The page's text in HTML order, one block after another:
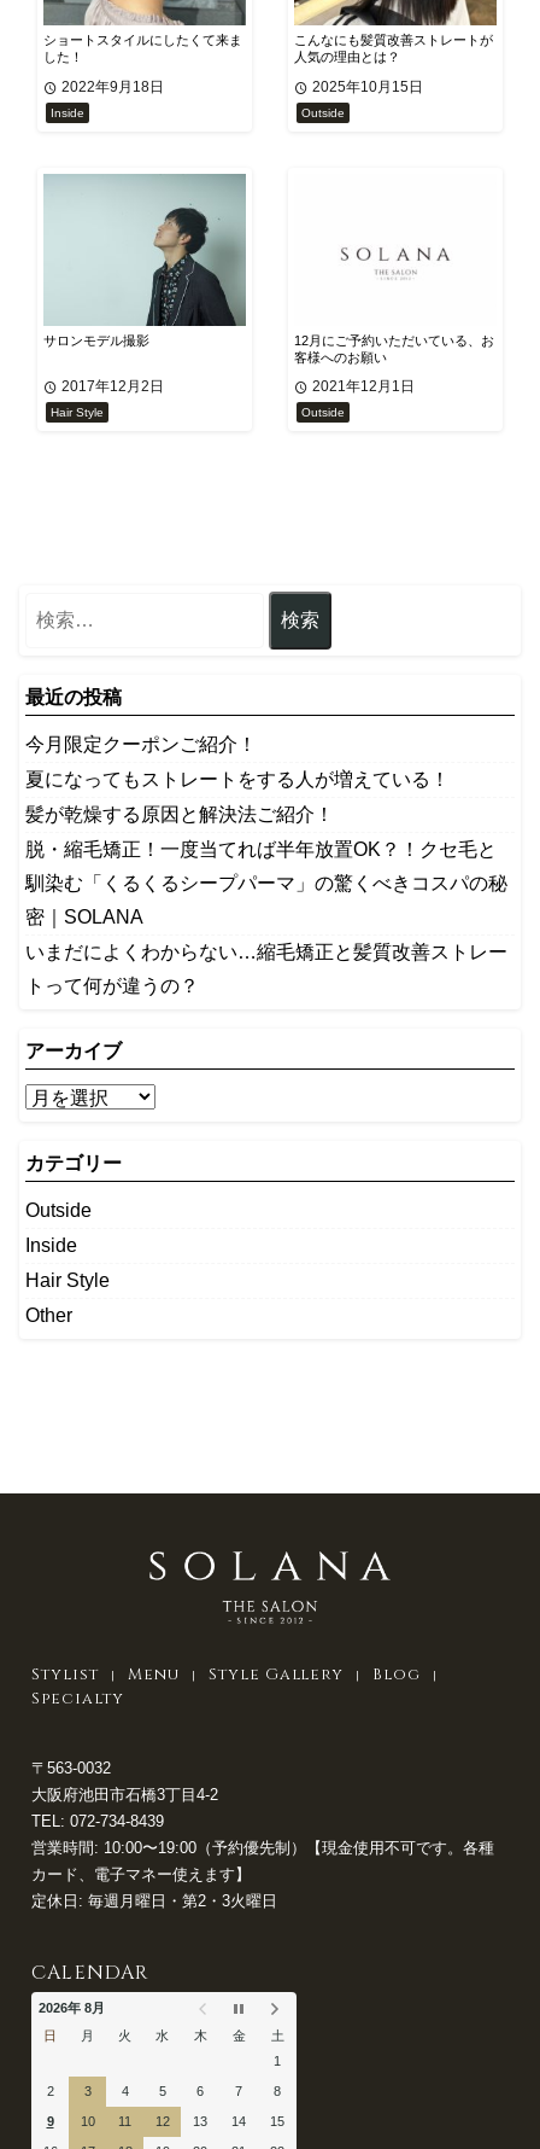
ショートスタイルにしたくて来ま
した！
2022年9月18日
Inside
こんなにも髪質改善ストレートが
人気の理由とは？
2025年10月15日
Outside
サロンモデル撮影
2017年12月2日
Hair Style
12月にご予約いただいている、お
客様へのお願い
2021年12月1日
Outside
最近の投稿
今月限定クーポンご紹介！
夏になってもストレートをする人が増えている！
髪が乾燥する原因と解決法ご紹介！
脱・縮毛矯正！一度当てれば半年放置OK？！クセ毛と
馴染む「くるくるシープパーマ」の驚くべきコスパの秘
密｜SOLANA
いまだによくわからない…縮毛矯正と髪質改善ストレー
トって何が違うの？
アーカイブ
カテゴリー
Outside
Inside
Hair Style
Other
Stylist Menu Style Gallery
Blog
Specialty
〒563-0032
大阪府池田市石橋3丁目4-2
TEL: 072-734-8439
営業時間: 10:00〜19:00（予約優先制）【現金使用不可です。各種
カード、電子マネー使えます】
定休日: 毎週月曜日・第2・3火曜日
CALENDAR
2026年 8月
日
月 火 水 木 金
土
1
2 3 4 5 6 7 8
9 10 11 12 13 14 15